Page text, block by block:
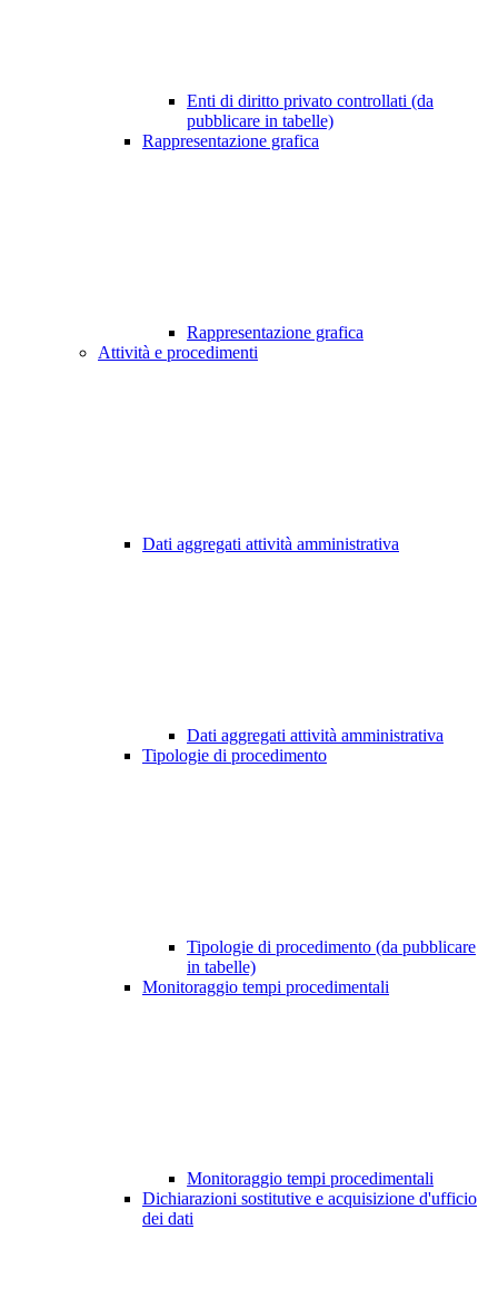
Enti di diritto privato controllati (da
pubblicare in tabelle)
Rappresentazione grafica
Rappresentazione grafica
Attività e procedimenti
Dati aggregati attività amministrativa
Dati aggregati attività amministrativa
Tipologie di procedimento
Tipologie di procedimento (da pubblicare
in tabelle)
Monitoraggio tempi procedimentali
Monitoraggio tempi procedimentali
Dichiarazioni sostitutive e acquisizione d'ufficio
dei dati